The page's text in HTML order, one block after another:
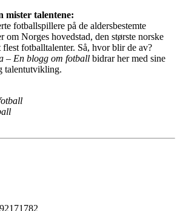
mister talentene:
fotballspillere på de aldersbestemte
om Norges hovedstad, den største norske
fotballtalenter. Så, hvor blir de av?
– En blogg om fotball bidrar her med sine
talentutvikling.